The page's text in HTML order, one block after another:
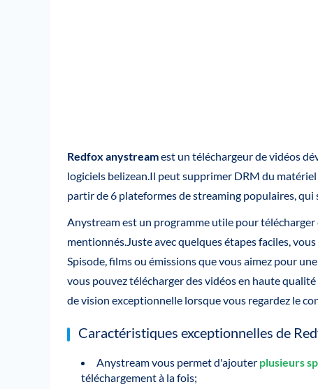
Redfox anystreamest un téléchargeur de vidéos
logiciels belizean.Il peut supprimer DRM du
partir de 6 plateformes de streaming populaires,
Anystream est un programme utile pour
mentionnés.Juste avec quelques étapes faciles,
Spisode, films ou émissions que vous aimez pour
vous pouvez télécharger des vidéos en haute
de vision exceptionnelle lorsque vous regardez le
Caractéristiques exceptionnelles de
Anystream vous permet d'ajouter plusieurs
téléchargement à la fois;